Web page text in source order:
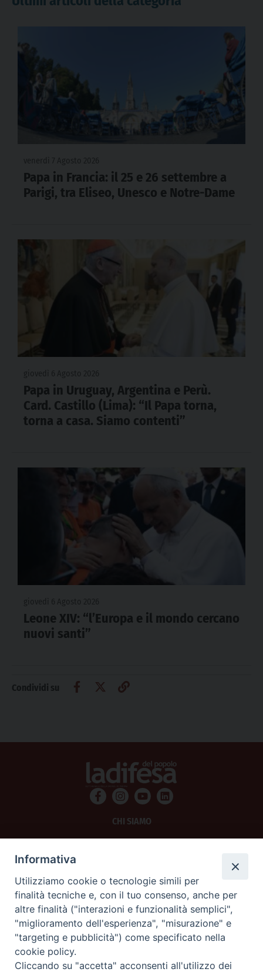
Papa in Francia: il 25 e 26 settembre a
Parigi, tra Eliseo, Unesco e Notre-Dame
Papa in Uruguay, Argentina e Perù.
Card. Castillo (Lima): “Il Papa torna,
torna a casa. Siamo contenti”
Leone XIV: “l’Europa e il mondo cercano
nuovi santi”
Condividi su
CHI SIAMO
SCRIVICI
La Difesa srl - P.iva 05125420280
La Difesa del Popolo percepisce i contributi pubblici all'editoria.
La Difesa del Popolo, tramite la Fisc (Federazione Italiana Settimanali Cattolici)
ha aderito allo IAP (Istituto dell'Autodisciplina Pubblicitaria) accettando il Codice
Informativa
Utilizziamo cookie o tecnologie simili per
finalità tecniche e, con il tuo consenso, anche per
altre finalità ("interazioni e funzionalità semplici",
"miglioramento dell'esperienza", "misurazione" e
"targeting e pubblicità") come specificato nella
cookie policy.
Cliccando su "accetta" acconsenti all'utilizzo dei